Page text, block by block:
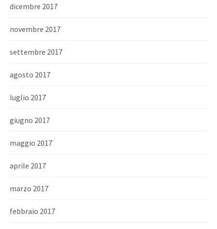
dicembre 2017
novembre 2017
settembre 2017
agosto 2017
luglio 2017
giugno 2017
maggio 2017
aprile 2017
marzo 2017
febbraio 2017